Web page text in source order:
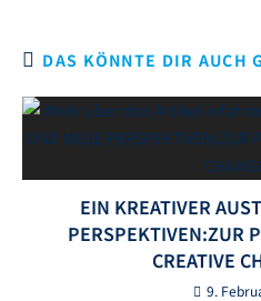
DAS KÖNNTE DIR AUCH
EIN KREATIVER
PERSPEKTIVEN:ZUR
CREATIVE
9.